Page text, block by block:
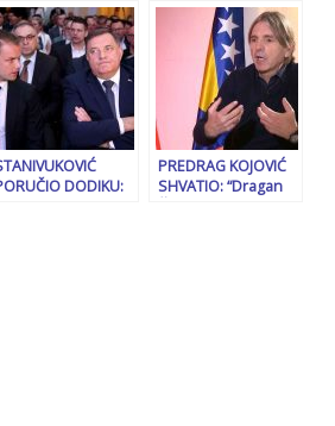
zbunio se i
da Nikšić
obmanjuje
po pitanju
zakona!
BiH ulazi u finiš. Ili
će RS i Milorad
Dodik biti
pobjednici, ili će
država poraziti te
politike”
DODIKU:
PREDRAG KOJOVIĆ
SHVATIO: “Dragan